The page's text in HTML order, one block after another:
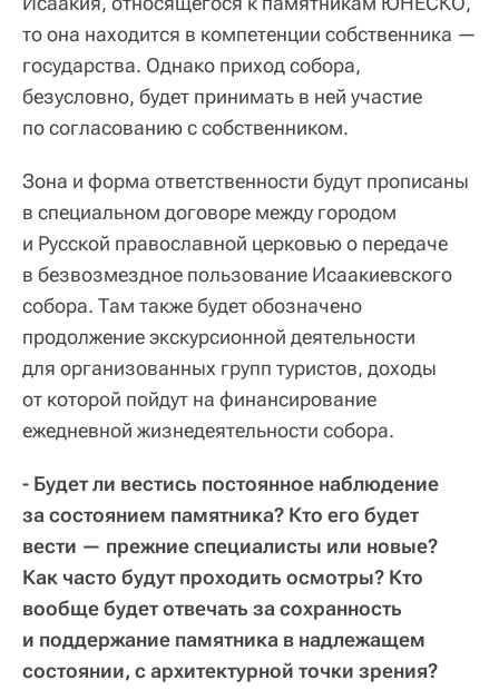
то она находится в компетенции собственника —
государства. Однако приход собора,
безусловно, будет принимать в ней участие
по согласованию с собственником.
Зона и форма ответственности будут прописаны
в специальном договоре между городом
и Русской православной церковью о передаче
в безвозмездное пользование Исаакиевского
собора. Там также будет обозначено
продолжение экскурсионной деятельности
для организованных групп туристов, доходы
от которой пойдут на финансирование
ежедневной жизнедеятельности собора.
- Будет ли вестись постоянное наблюдение
за состоянием памятника? Кто его будет
вести — прежние специалисты или новые?
Как часто будут проходить осмотры? Кто
вообще будет отвечать за сохранность
и поддержание памятника в надлежащем
состоянии, с архитектурной точки зрения?